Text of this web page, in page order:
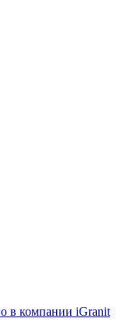
в компании iGranit